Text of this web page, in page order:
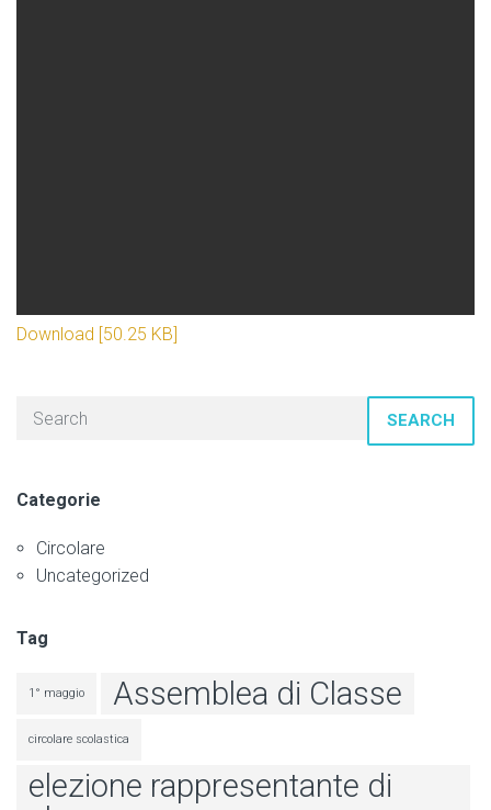
Download [50.25 KB]
SEARCH
Categorie
Circolare
Uncategorized
Tag
1° maggio Assemblea di Classe
circolare scolastica
elezione rappresentante di